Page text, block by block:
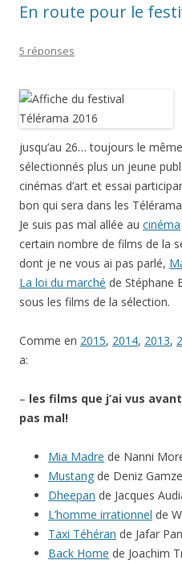
En route pour le
5 réponses
jusqu’au 26… toujours le
sélectionnés plus un jeune
cinémas d’art et essai
bon qui sera dans les
Je suis pas mal allée au cinéma
certain nombre de films de la
dont je ne vous ai pas parlé,
La loi du marché de Stéphane
sous les films de la sélection.
Comme en 2015, 2014, 2013,
a:
– les films que j’ai vus
pas mal!
Mia Madre de Nanni
Mustang de Deniz
Dheepan de Jacques
L’homme irrationnel de
Taxi Téhéran de Jafar
Back Home de Joachim